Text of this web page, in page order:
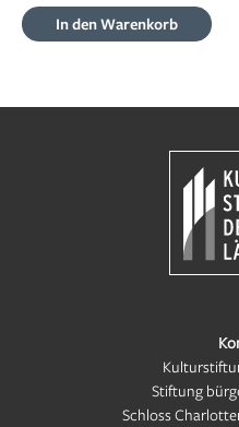
In den Warenkorb
Stiftung
Schloss